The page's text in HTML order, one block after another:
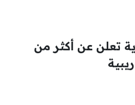
تعلن عن أكثر من